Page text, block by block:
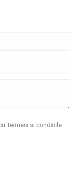
Termeni si conditiile